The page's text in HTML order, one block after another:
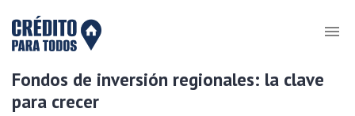
Fondos de inversión regionales: la clave
para crecer